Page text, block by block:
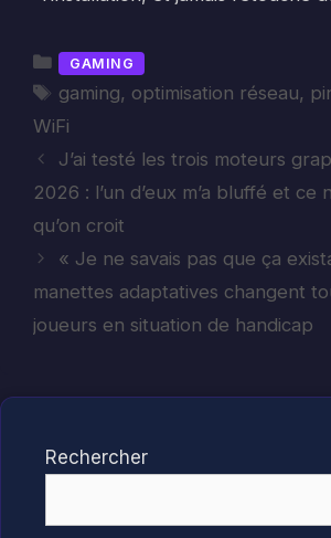
Catégories
GAMING
Étiquettes
gaming, optimisation réseau,
WiFi
J’ai testé les trois moteurs
2026 : l’un d’eux m’a bluffé et ce
qu’on croit
« Je ne savais pas que ça
manettes adaptatives changent
joueurs en situation de handicap
Rechercher